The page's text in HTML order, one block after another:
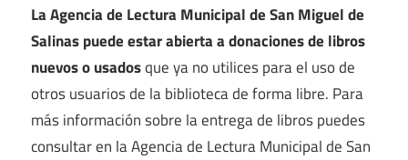
La Agencia de Lectura Municipal de San Miguel de
Salinas puede estar abierta a donaciones de libros
nuevos o usadosque ya no utilices para el uso de
otros usuarios de la biblioteca de forma libre. Para
más información sobre la entrega de libros puedes
consultar en la Agencia de Lectura Municipal de San